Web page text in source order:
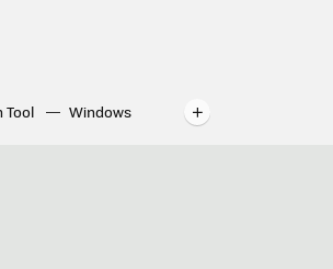
Tool
Windows